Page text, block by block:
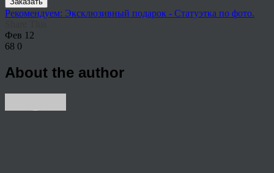
Рекомендуем: Эксклюзивный подарок - Статуэтка по фото.
Фев 12
68 0
About the author